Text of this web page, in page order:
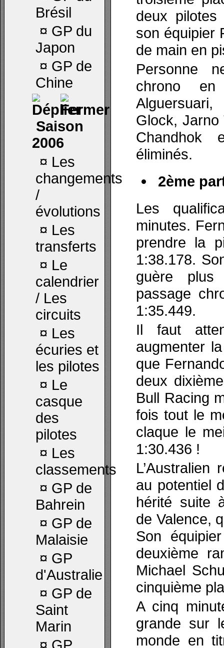
Brésil
¤ GP du
Japon
¤ GP de
Chine
Saison
2006
¤ Les
changements
/
évolutions
¤ Les
transferts
¤ Le
calendrier
/ Les
circuits
¤ Les
écuries et
les pilotes
¤ Le
casque
des
pilotes
¤ Les
classements
¤ GP de
Bahrein
¤ GP de
Malaisie
¤ GP
d'Australie
¤ GP de
Saint
Marin
deux
son équipier
de main en
Personne
chrono
Glock,
Chandhok
éliminés.
2ème
Les
minutes.
prendre la
1:38.178.
guère
passage
1:35.449.
Il faut
augmenter
que
deux
Bull Racing
fois tout le
claque le
1:30.436 !
au potentiel
hérité suite
de Valence,
Son
deuxième
Michael
cinquième
A cinq
grande sur
monde en